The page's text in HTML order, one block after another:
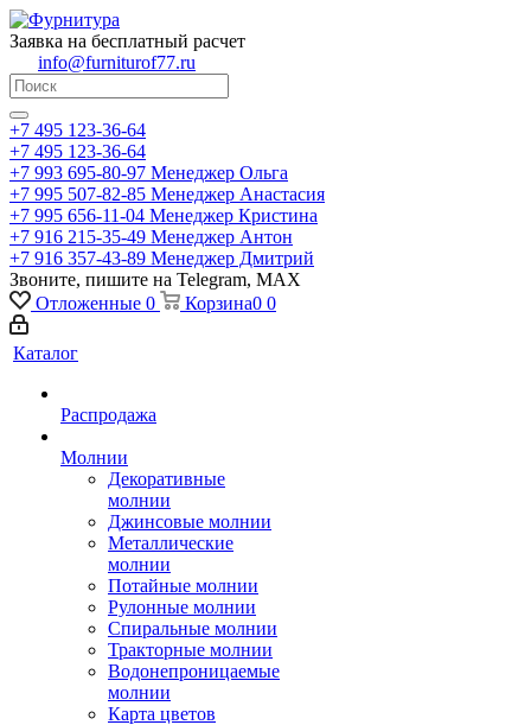
Заявка на бесплатный расчет
info@furniturof77.ru
+7 495 123-36-64
+7 495 123-36-64
+7 993 695-80-97 Менеджер Ольга
+7 995 507-82-85 Менеджер Анастасия
+7 995 656-11-04 Менеджер Кристина
+7 916 215-35-49 Менеджер Антон
+7 916 357-43-89 Менеджер Дмитрий
Звоните, пишите на Telegram, MAX
Отложенные 0 Корзина0 0
Каталог
Распродажа
Молнии
Декоративные
молнии
Джинсовые молнии
Металлические
молнии
Потайные молнии
Рулонные молнии
Спиральные молнии
Тракторные молнии
Водонепроницаемые
молнии
Карта цветов